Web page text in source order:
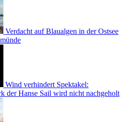
Verdacht auf Blaualgen in der Ostsee
Wind verhindert Spektakel:
der Hanse Sail wird nicht nachgeholt